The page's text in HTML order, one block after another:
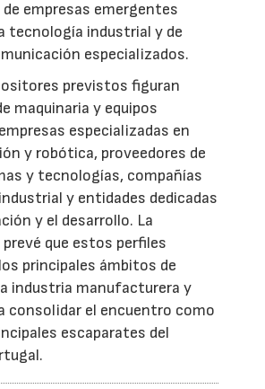
empresas emergentes
tecnología industrial y de
especializados.
previstos figuran
maquinaria y equipos
especializadas en
y robótica, proveedores de
y tecnologías, compañías
y entidades dedicadas
y el desarrollo. La
que estos perfiles
principales ámbitos de
industria manufacturera y
consolidar el encuentro como
escaparates del